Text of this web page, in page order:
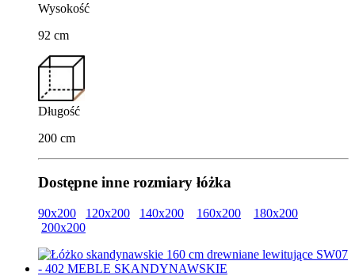
Wysokość
92 cm
Długość
200 cm
Dostępne inne rozmiary łóżka
90x200 120x200 140x200 160x200
180x200
200x200